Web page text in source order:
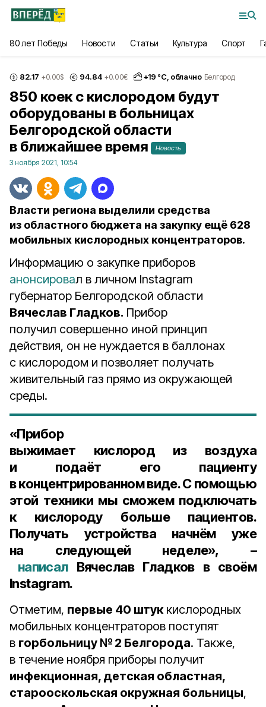
80 лет Победы Новости Статьи Культура Спорт
82.17 +0.00$ 94.84 +0.00€ +19 °С, облачно Белгород
850 коек с кислородом будут
оборудованы в больницах
Белгородской области
в ближайшее время
Новость
3 ноября 2021, 10:54
Власти региона выделили средства
из областного бюджета на закупку ещё 628
мобильных кислородных концентраторов.
Информацию о закупке приборов
анонсировал в личном Instagram
губернатор Белгородской области
Вячеслав Гладков. Прибор
получил совершенно иной принцип
действия, он не нуждается в баллонах
с кислородом и позволяет получать
живительный газ прямо из окружающей
среды.
«Прибор
выжимает кислород из воздуха
и подаёт его пациенту
в концентрированном виде. С помощью
этой техники мы сможем подключать
к кислороду больше пациентов.
Получать устройства начнём уже
на следующей неделе», –
написал Вячеслав Гладков в своём
Instagram.
Отметим, первые 40 штуккислородных
мобильных концентраторов поступят
в горбольницу № 2 Белгорода. Также,
в течение ноября приборы получит
инфекционная, детская областная,
старооскольская окружная больницы,